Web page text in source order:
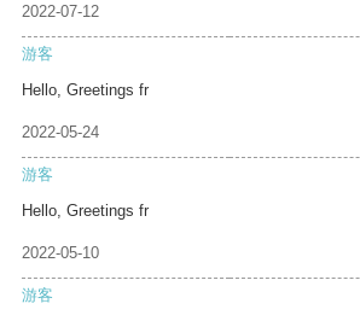
2022-07-12
游客
Hello, Greetings fr
2022-05-24
游客
Hello, Greetings fr
2022-05-10
游客